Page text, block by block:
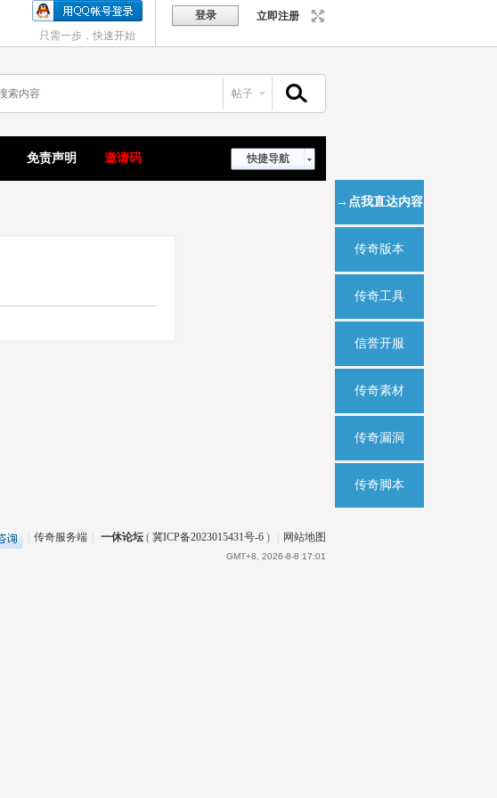
登录
立即注册
只需一步，快速开始
帖子
快捷导航
免责声明 邀请码
传奇服务端 一休论坛 ( 冀ICP备2023015431号-6 ) 网站地图
GMT+8, 2026-8-8 17:01
→点我直达内容
传奇版本
传奇工具
信誉开服
传奇素材
传奇漏洞
传奇脚本